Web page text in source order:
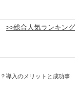
>>総合人気ランキング
導入のメリットと成功事